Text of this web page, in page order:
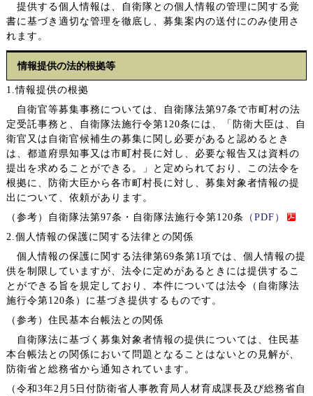
提供する個人情報は、自衛隊との個人情報の管理に関する覚
書に基づき適切な管理を徹底し、募集案内の送付にのみ使用さ
れます。
情報提供の法的根拠等
1.情報提供の根拠
自衛官等募集事務については、自衛隊法第97条で市町村の法
定受託事務と、自衛隊法施行令第120条には、「防衛大臣は、自
衛官又は自衛官候補生の募集に関し必要があると認めるとき
は、都道府県知事又は市町村長に対し、必要な報告又は資料の
提出を求めることができる。」と定められており、この法令を
根拠に、防衛大臣から各市町村長に対し、募集対象者情報の提
出について、依頼があります。
（参考）自衛隊法第97条・自衛隊法施行令第120条
（PDF）
2.個人情報の保護に関する法律との関係
個人情報の保護に関する法律第69条第1項では、個人情報の提
供を制限していますが、法令に定めがあるときには提供するこ
とができる旨を規定しており、本件については法令（自衛隊法
施行令第120条）に基づき提供するものです。
（参考）住民基本台帳法との関係
自衛隊法に基づく募集対象者情報の提供については、住民基
本台帳法との関係において問題となることはないとの見解が、
防衛省と総務省から通知されています。
（令和3年2月5日付防衛省人事教育局人材育成課長及び総務省自